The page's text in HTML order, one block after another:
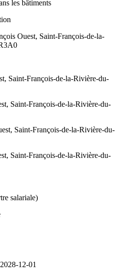
les bâtiments
Ouest, Saint-François-de-la-
Saint-François-de-la-Rivière-du-
Saint-François-de-la-Rivière-du-
Saint-François-de-la-Rivière-du-
Saint-François-de-la-Rivière-du-
salariale)
12-01